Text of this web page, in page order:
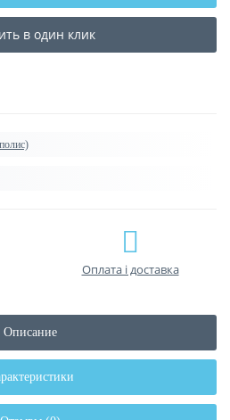
в один клик
Оплата і доставка
Описание